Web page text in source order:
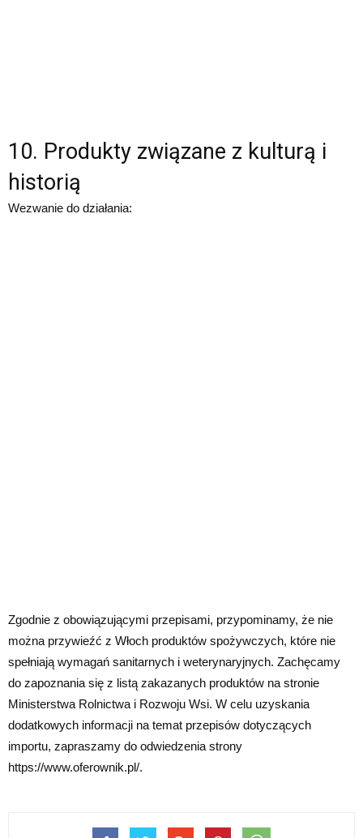
10. Produkty związane z kulturą i
historią
Wezwanie do działania:
Zgodnie z obowiązującymi przepisami, przypominamy, że nie
można przywieźć z Włoch produktów spożywczych, które nie
spełniają wymagań sanitarnych i weterynaryjnych. Zachęcamy
do zapoznania się z listą zakazanych produktów na stronie
Ministerstwa Rolnictwa i Rozwoju Wsi. W celu uzyskania
dodatkowych informacji na temat przepisów dotyczących
importu, zapraszamy do odwiedzenia strony
https://www.oferownik.pl/.